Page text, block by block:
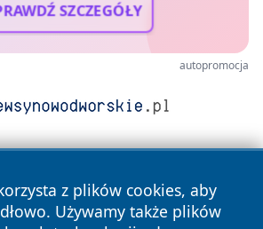
SZCZEGÓŁY
autopromocja
z plików cookies, aby
Używamy także plików